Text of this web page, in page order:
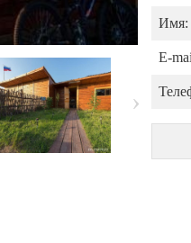
Имя:
E-